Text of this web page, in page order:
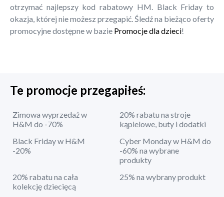
otrzymać najlepszy kod rabatowy HM. Black Friday to
okazja, której nie możesz przegapić. Śledź na bieżąco oferty
promocyjne dostępne w bazie Promocje dla dzieci!
Te promocje przegapiłeś:
Zimowa wyprzedaż w
H&M do -70%
20% rabatu na stroje
kąpielowe, buty i dodatki
Black Friday w H&M
-20%
Cyber Monday w H&M do
-60% na wybrane
produkty
20% rabatu na cała
kolekcję dziecięcą
25% na wybrany produkt